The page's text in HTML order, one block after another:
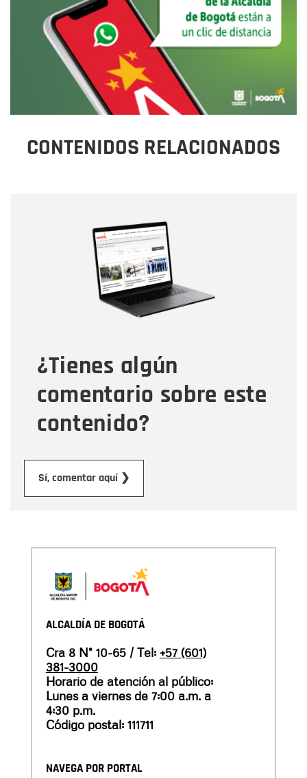
CONTENIDOS RELACIONADOS
¿Tienes algún
comentario sobre este
contenido?
Sí, comentar aquí ❯
Correo electrónico
Tipo de comentario
Mensaje
ALCALDÍA DE BOGOTÁ
Cra 8 N° 10-65 / Tel: +57 (601)
381-3000
Horario de atención al público:
Lunes a viernes de 7:00 a.m. a
4:30 p.m.
Código postal: 111711
NAVEGA POR PORTAL